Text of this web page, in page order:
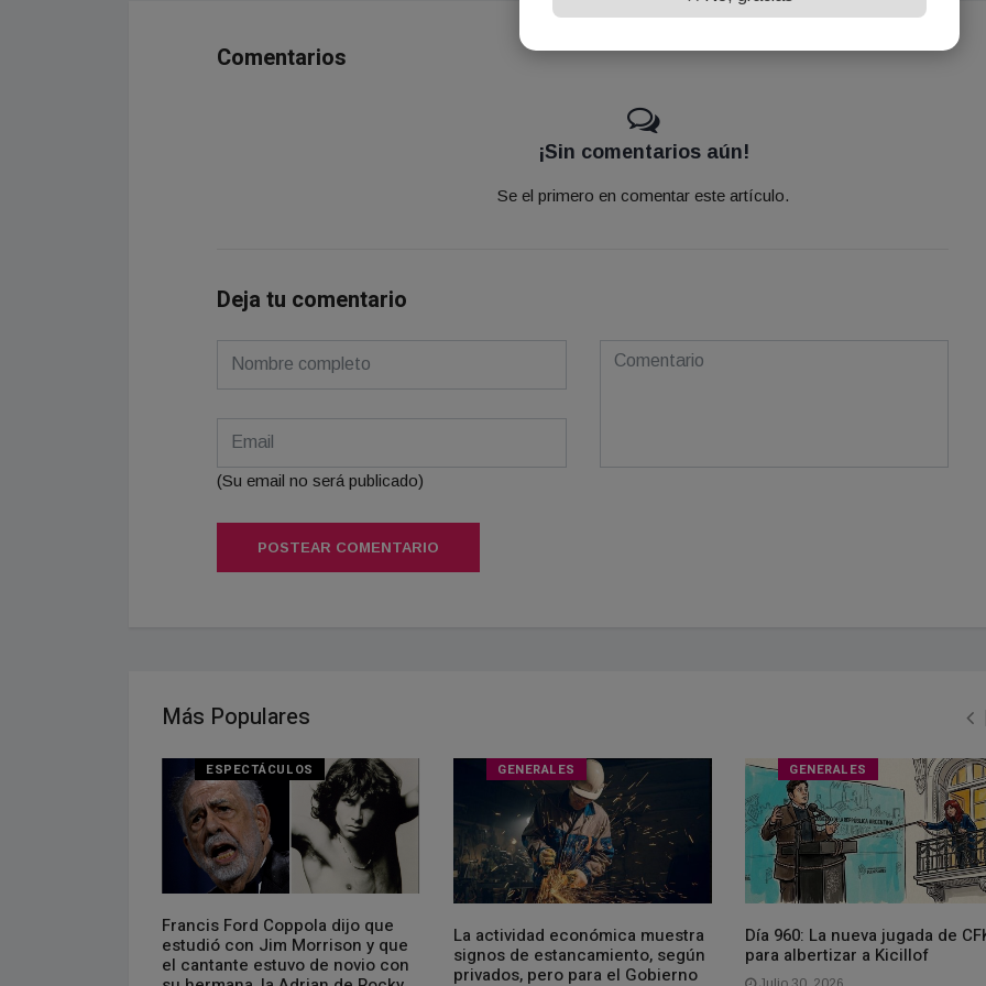
Comentarios
¡Sin comentarios aún!
Se el primero en comentar este artículo.
Deja tu comentario
(Su email no será publicado)
POSTEAR COMENTARIO
Más Populares
ESPECTÁCULOS
Francis Ford Coppola dijo que
estudió con Jim Morrison y que
el cantante estuvo de novio con
GENERALES
La actividad económica muestra
signos de estancamiento, según
privados, pero para el Gobierno
GENERALES
Día 960: La nueva jugada de
para albertizar a Kicillof